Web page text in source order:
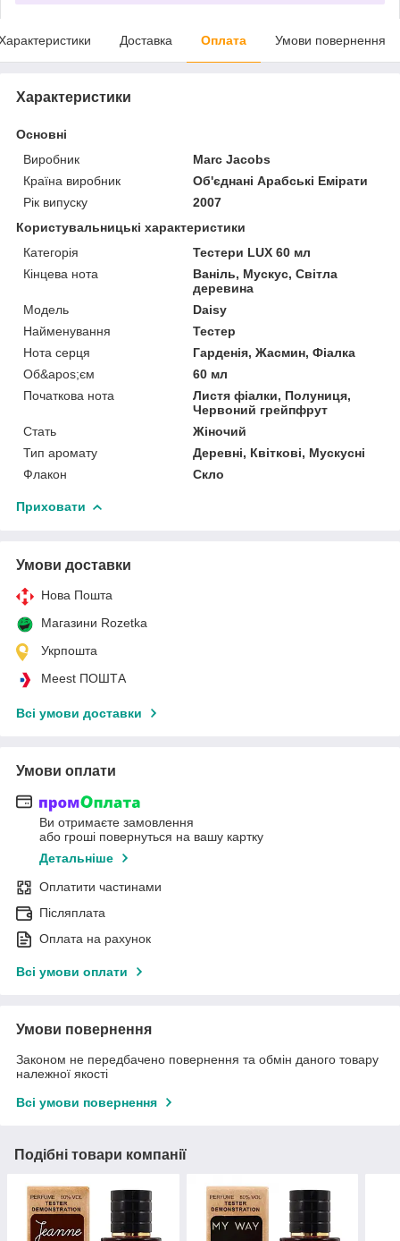
Доставка Оплата Умови повернення
Характеристики
Основні
Виробник
Marc Jacobs
Країна виробник
Об'єднані Арабські Емірати
Рік випуску
2007
Користувальницькі характеристики
Категорія
Тестери LUX 60 мл
Кінцева нота
Ваніль, Мускус, Світла
деревина
Мoдель
Daisy
Найменування
Тестер
Нота серця
Гарденія, Жасмин, Фіалка
Об&apos;єм
60 мл
Початкова нота
Листя фіалки, Полуниця,
Червоний грейпфрут
Стать
Жіночий
Тип аромату
Деревні, Квіткові, Мускусні
Флакон
Скло
Приховати
Умови доставки
Нова Пошта
Магазини Rozetka
Укрпошта
Meest ПОШТА
Всі умови доставки
Умови оплати
Ви отримаєте замовлення
або гроші повернуться на вашу картку
Детальніше
Оплатити частинами
Післяплата
Оплата на рахунок
Всі умови оплати
Умови повернення
Законом не передбачено повернення та обмін даного товару
належної якості
Всі умови повернення
Подібні товари компанії